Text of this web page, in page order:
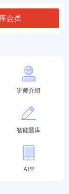
偿损失。
住宅的居住
时，乙就拥
内可以依法
出售给丙，
然可以继续
环节，考生
能够正确理解
会员
讲师介绍
智能题库
APP